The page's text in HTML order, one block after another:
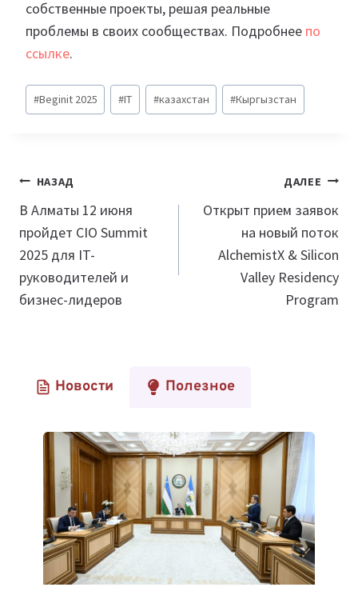
собственные проекты, решая реальные
проблемы в своих сообществах. Подробнее по
ссылке.
Метки
записи:
#Beginit 2025 #IT #казахстан #Кыргызстан
Навигация
по
записям
НАЗАД
В Алматы 12 июня
пройдет CIO Summit
2025 для IT-
руководителей и
бизнес-лидеров
ДАЛЕЕ
Открыт прием заявок
на новый поток
AlchemistX & Silicon
Valley Residency
Program
Новости Полезное